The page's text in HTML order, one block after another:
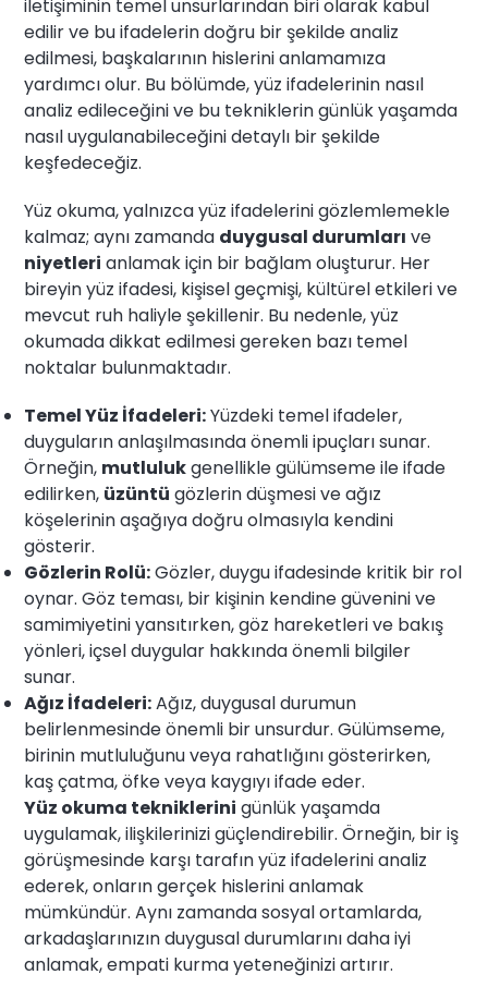
iletişiminin temel unsurlarından biri olarak kabul
edilir ve bu ifadelerin doğru bir şekilde analiz
edilmesi, başkalarının hislerini anlamamıza
yardımcı olur. Bu bölümde, yüz ifadelerinin nasıl
analiz edileceğini ve bu tekniklerin günlük yaşamda
nasıl uygulanabileceğini detaylı bir şekilde
keşfedeceğiz.
Yüz okuma, yalnızca yüz ifadelerini gözlemlemekle
kalmaz; aynı zamanda duygusal durumları ve
niyetleri anlamak için bir bağlam oluşturur. Her
bireyin yüz ifadesi, kişisel geçmişi, kültürel etkileri ve
mevcut ruh haliyle şekillenir. Bu nedenle, yüz
okumada dikkat edilmesi gereken bazı temel
noktalar bulunmaktadır.
Temel Yüz İfadeleri:Yüzdeki temel ifadeler,
duyguların anlaşılmasında önemli ipuçları sunar.
Örneğin, mutlulukgenellikle gülümseme ile ifade
edilirken, üzüntü gözlerin düşmesi ve ağız
köşelerinin aşağıya doğru olmasıyla kendini
gösterir.
Gözlerin Rolü:Gözler, duygu ifadesinde kritik bir rol
oynar. Göz teması, bir kişinin kendine güvenini ve
samimiyetini yansıtırken, göz hareketleri ve bakış
yönleri, içsel duygular hakkında önemli bilgiler
sunar.
Ağız İfadeleri:Ağız, duygusal durumun
belirlenmesinde önemli bir unsurdur. Gülümseme,
birinin mutluluğunu veya rahatlığını gösterirken,
kaş çatma, öfke veya kaygıyı ifade eder.
Yüz okuma tekniklerini günlük yaşamda
uygulamak, ilişkilerinizi güçlendirebilir. Örneğin, bir iş
görüşmesinde karşı tarafın yüz ifadelerini analiz
ederek, onların gerçek hislerini anlamak
mümkündür. Aynı zamanda sosyal ortamlarda,
arkadaşlarınızın duygusal durumlarını daha iyi
anlamak, empati kurma yeteneğinizi artırır.